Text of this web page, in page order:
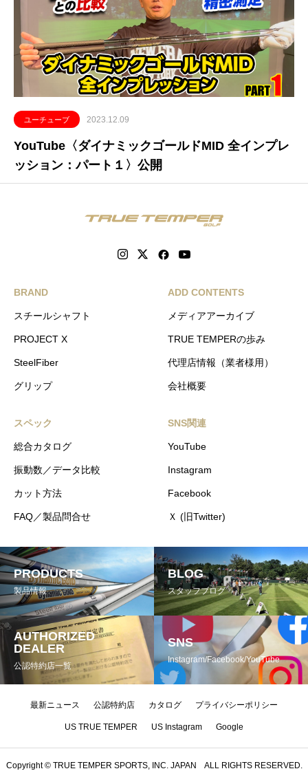
ユーチューブ 2023.12.09
YouTube〈ダイナミックゴールドMID 全インプレ
ッション：パート１〉公開
BRAND
スチールシャフト
PROJECT X
SteelFiber
グリップ
ADD CONTENTS
メディアアーカイブ
TRUE TEMPERの歩み
代理店情報（業者様用）
会社概要
スペック
総合カタログ
振動数／データ比較
カット方法
FAQ／製品問合せ
SNS関連
YouTube
Instagram
Facebook
Ｘ (旧Twitter)
PRODUCTS
製品情報
BLOG
スタッフブログ
AUTHORIZED
DEALER
公認特約店一覧
SNS
Instagram/Facebook/YouTube
最新ニュース 公認特約店 カタログ プライバシーポリシー
US TRUE TEMPER US Instagram Google
Copyright © TRUE TEMPER SPORTS, INC. JAPAN ALL RIGHTS RESERVED.